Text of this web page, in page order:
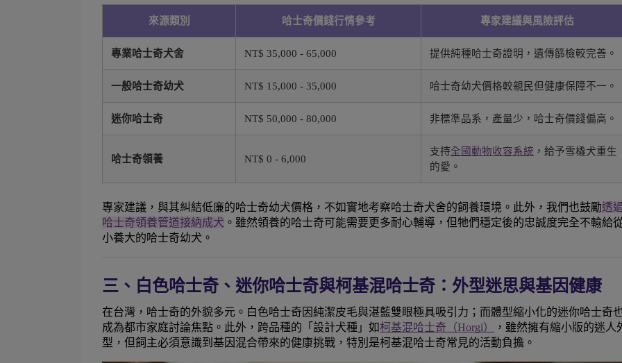
來源類別 哈士奇價錢行情參考 專家建議與風險評估
專業哈士奇犬舍 NT$ 35,000 - 65,000 提供純種哈士奇證明，遺傳篩檢較完善。
一般哈士奇幼犬 NT$ 15,000 - 35,000 哈士奇幼犬價格較親民但健康保障不一。
迷你哈士奇 NT$ 50,000 - 80,000 非標準品系，產量少，哈士奇價錢偏高。
哈士奇領養 NT$ 0 - 6,000
支持全國動物收容系統 ，給予雪橇犬重生
的愛。
專家建議，與其糾結低廉的哈士奇幼犬價格，不如實地考察哈士奇犬舍的飼養環境。此外，我們也鼓勵透
哈士奇領養管道接納成犬 。雖然領養的哈士奇可能需要更多耐心輔導，但牠們穩定後的忠誠度完全不輸給
小養大的哈士奇幼犬。
三、白色哈士奇、迷你哈士奇與柯基混哈士奇：外型迷思與基因健康
在台灣，哈士奇的外貌多元。白色哈士奇因純潔皮毛與湛藍雙眼極具吸引力；而體型縮小化的迷你哈士奇
成為都市家庭討論焦點。此外，跨品種的「設計犬種」如柯基混哈士奇（Horgi）
，雖然擁有縮小版的迷人
型，但飼主必須意識到基因混合帶來的健康挑戰，特別是柯基混哈士奇常見的活動負擔。